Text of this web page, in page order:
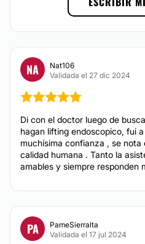
Métodos de pago aceptados:
Efectivo
NA
Nat106
Validada el 27 dic 2024
Di con el doctor luego de
hagan lifting endoscopico, fui
muchísima confianza , se
calidad humana . Tanto la
amables y siempre responden
PA
PameSierralta
Validada el 17 jul 2024